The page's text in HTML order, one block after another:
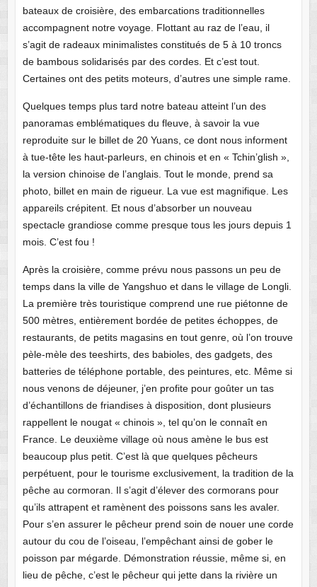
bateaux de croisière, des embarcations traditionnelles
accompagnent notre voyage. Flottant au raz de l’eau, il
s’agit de radeaux minimalistes constitués de 5 à 10 troncs
de bambous solidarisés par des cordes. Et c’est tout.
Certaines ont des petits moteurs, d’autres une simple rame.
Quelques temps plus tard notre bateau atteint l’un des
panoramas emblématiques du fleuve, à savoir la vue
reproduite sur le billet de 20 Yuans, ce dont nous informent
à tue-tête les haut-parleurs, en chinois et en « Tchin’glish »,
la version chinoise de l’anglais. Tout le monde, prend sa
photo, billet en main de rigueur. La vue est magnifique. Les
appareils crépitent. Et nous d’absorber un nouveau
spectacle grandiose comme presque tous les jours depuis 1
mois. C’est fou !
Après la croisière, comme prévu nous passons un peu de
temps dans la ville de Yangshuo et dans le village de Longli.
La première très touristique comprend une rue piétonne de
500 mètres, entièrement bordée de petites échoppes, de
restaurants, de petits magasins en tout genre, où l’on trouve
pèle-mèle des teeshirts, des babioles, des gadgets, des
batteries de téléphone portable, des peintures, etc. Même si
nous venons de déjeuner, j’en profite pour goûter un tas
d’échantillons de friandises à disposition, dont plusieurs
rappellent le nougat « chinois », tel qu’on le connaît en
France. Le deuxième village où nous amène le bus est
beaucoup plus petit. C’est là que quelques pêcheurs
perpétuent, pour le tourisme exclusivement, la tradition de la
pêche au cormoran. Il s’agit d’élever des cormorans pour
qu’ils attrapent et ramènent des poissons sans les avaler.
Pour s’en assurer le pêcheur prend soin de nouer une corde
autour du cou de l’oiseau, l’empêchant ainsi de gober le
poisson par mégarde. Démonstration réussie, même si, en
lieu de pêche, c’est le pêcheur qui jette dans la rivière un